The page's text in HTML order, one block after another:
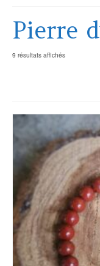
Pierre
9 résultats affichés